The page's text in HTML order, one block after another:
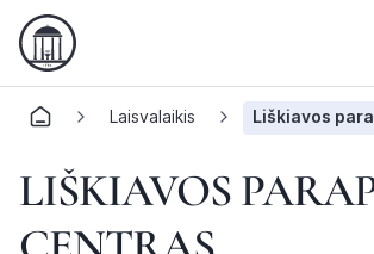
Laisvalaikis Liškiavos
LIŠKIAVOS